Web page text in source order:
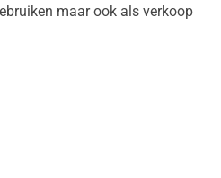
maar ook als verkoop